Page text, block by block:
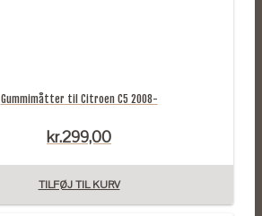
Gummimåtter til Citroen C5 2008-
kr.299,00
TILFØJ TIL KURV